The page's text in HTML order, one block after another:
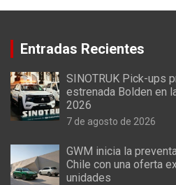
Entradas Recientes
SINOTRUK Pick-ups
estrenada Bolden en
2026
7 de agosto de 2026
GWM inicia la
Chile con una oferta
unidades